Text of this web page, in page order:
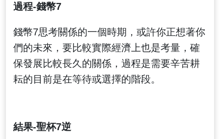
過程-錢幣7
錢幣7思考關係的一個時期，或許你正想著你
們的未來，要比較實際經濟上也是考量，確
保發展比較長久的關係，過程是需要辛苦耕
耘的目前是在等待或選擇的階段。
結果-聖杯7逆